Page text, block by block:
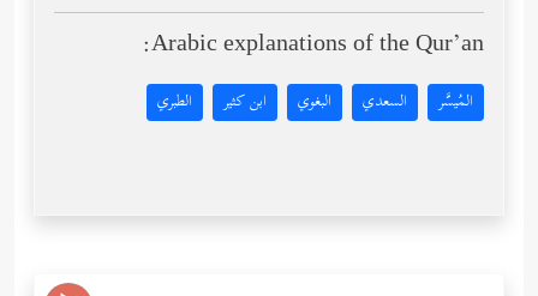
Arabic explanations of the Qur’an:
المُيسَّر السعدي البغوي ابن كثير الطبري